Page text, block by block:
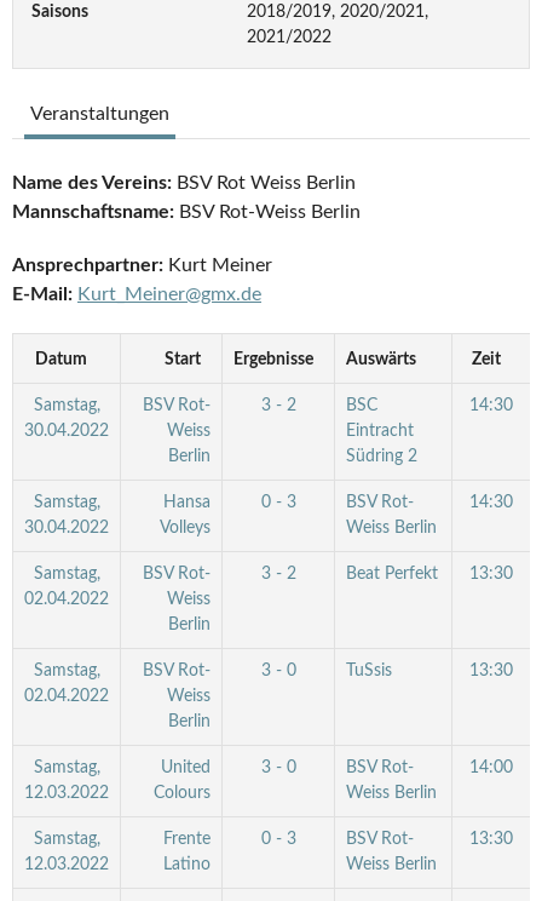
Saisons
2018/2019, 2020/2021,
2021/2022
Veranstaltungen
Name des Vereins: BSV Rot Weiss Berlin
Mannschaftsname: BSV Rot-Weiss Berlin
Ansprechpartner: Kurt Meiner
E-Mail: Kurt_Meiner@gmx.de
Datum Start Ergebnisse Auswärts Zeit
Samstag,
30.04.2022
BSV Rot-
Weiss
Berlin
3 - 2
BSC
Eintracht
Südring 2
14:30
Samstag,
30.04.2022
Hansa
Volleys
0 - 3
BSV Rot-
Weiss Berlin
14:30
Samstag,
02.04.2022
BSV Rot-
Weiss
Berlin
3 - 2 Beat Perfekt 13:30
Samstag,
02.04.2022
BSV Rot-
Weiss
Berlin
3 - 0 TuSsis 13:30
Samstag,
12.03.2022
United
Colours
3 - 0
BSV Rot-
Weiss Berlin
14:00
Samstag,
12.03.2022
Frente
Latino
0 - 3
BSV Rot-
Weiss Berlin
13:30